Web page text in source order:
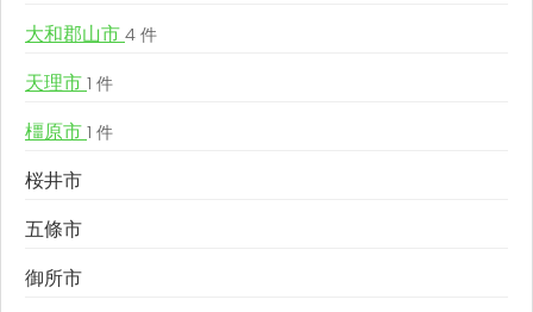
大和郡山市 4 件
天理市 1 件
橿原市 1 件
桜井市
五條市
御所市